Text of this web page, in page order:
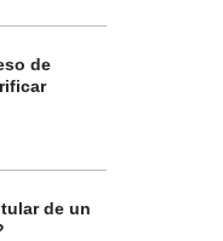
de
de un